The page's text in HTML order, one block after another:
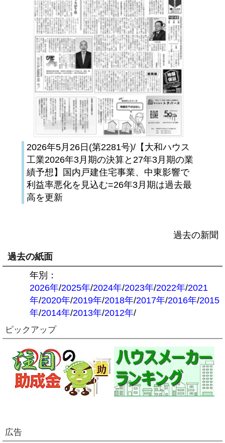
2026年5月26日(第2281号)/【大和ハウス
工業2026年3月期の決算と27年3月期の業
績予想】国内戸建住宅事業、中東影響で
利益率悪化を見込む=26年3月期は過去最
高を更新
過去の新聞
過去の紙面
年別：
2026年/2025年/2024年/2023年/2022年/2021
年/2020年/2019年/2018年/2017年/2016年/2015
年/2014年/2013年/2012年/
ピックアップ
広告